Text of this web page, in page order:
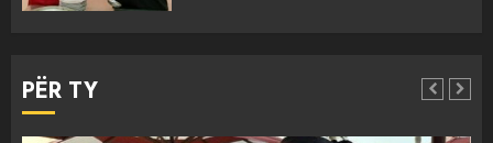
PËR TY